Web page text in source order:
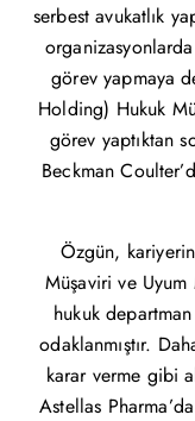
serbest avukatlık
görev yapmaya
Holding) Hukuk
görev yaptıktan
Beckman
Özgün,
Müşaviri ve
hukuk
odaklanmıştır.
karar verme gibi
Astellas